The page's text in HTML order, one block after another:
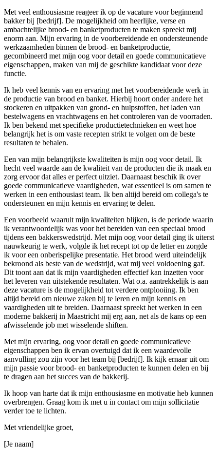
Met veel enthousiasme reageer ik op de vacature voor beginnend
bakker bij [bedrijf]. De mogelijkheid om heerlijke, verse en
ambachtelijke brood- en banketproducten te maken spreekt mij
enorm aan. Mijn ervaring in de voorbereidende en ondersteunende
werkzaamheden binnen de brood- en banketproductie,
gecombineerd met mijn oog voor detail en goede communicatieve
eigenschappen, maken van mij de geschikte kandidaat voor deze
functie.
Ik heb veel kennis van en ervaring met het voorbereidende werk in
de productie van brood en banket. Hierbij hoort onder andere het
stockeren en uitpakken van grond- en hulpstoffen, het laden van
bestelwagens en vrachtwagens en het controleren van de voorraden.
Ik ben bekend met specifieke productietechnieken en weet hoe
belangrijk het is om vaste recepten strikt te volgen om de beste
resultaten te behalen.
Een van mijn belangrijkste kwaliteiten is mijn oog voor detail. Ik
hecht veel waarde aan de kwaliteit van de producten die ik maak en
zorg ervoor dat alles er perfect uitziet. Daarnaast beschik ik over
goede communicatieve vaardigheden, wat essentieel is om samen te
werken in een enthousiast team. Ik ben altijd bereid om collega's te
ondersteunen en mijn kennis en ervaring te delen.
Een voorbeeld waaruit mijn kwaliteiten blijken, is de periode waarin
ik verantwoordelijk was voor het bereiden van een speciaal brood
tijdens een bakkerswedstrijd. Met mijn oog voor detail ging ik uiterst
nauwkeurig te werk, volgde ik het recept tot op de letter en zorgde
ik voor een onberispelijke presentatie. Het brood werd uiteindelijk
bekroond als beste van de wedstrijd, wat mij veel voldoening gaf.
Dit toont aan dat ik mijn vaardigheden effectief kan inzetten voor
het leveren van uitstekende resultaten. Wat o.a. aantrekkelijk is aan
deze vacature is de mogelijkheid tot verdere ontplooiing. Ik ben
altijd bereid om nieuwe zaken bij te leren en mijn kennis en
vaardigheden uit te breiden. Daarnaast spreekt het werken in een
moderne bakkerij in Maastricht mij erg aan, net als de kans op een
afwisselende job met wisselende shiften.
Met mijn ervaring, oog voor detail en goede communicatieve
eigenschappen ben ik ervan overtuigd dat ik een waardevolle
aanvulling zou zijn voor het team bij [bedrijf]. Ik kijk ernaar uit om
mijn passie voor brood- en banketproducten te kunnen delen en bij
te dragen aan het succes van de bakkerij.
Ik hoop van harte dat ik mijn enthousiasme en motivatie heb kunnen
overbrengen. Graag kom ik met u in contact om mijn sollicitatie
verder toe te lichten.
Met vriendelijke groet,
[Je naam]